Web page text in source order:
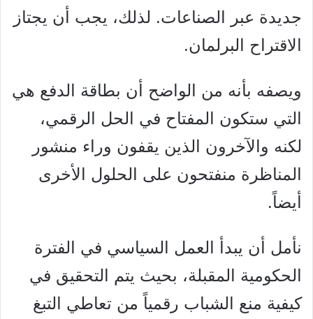
جديدة عبر الصناعات. لذلك، يجب أن يجتاز
الاقتراح البرلمان.
ويصفه بأنه من الواضح أن بطاقة الدفع هي
التي ستكون المفتاح في الحل الرقمي،
لكنه والآخرون الذين يقفون وراء منشور
المناظرة منفتحون على الحلول الأخرى
أيضاً.
نأمل أن يبدأ العمل السياسي في الفترة
الحكومية المقبلة، بحيث يتم التحقيق في
كيفية منع الشباب رقمياً من تعاطي التبغ